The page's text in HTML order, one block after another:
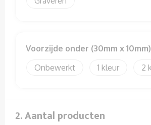
Veiligheidssignalering en Verlichting
Voorzijde onder (30mm x 10mm)
Onbewerkt
1 2
2. Aantal producten